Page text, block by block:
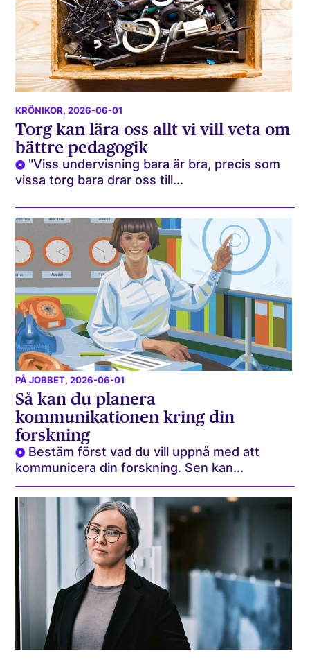
KRÖNIKOR, 2026-06-01
Torg kan lära oss allt vi vill veta om
bättre pedagogik
"Viss undervisning bara är bra, precis som
vissa torg bara drar oss till...
PÅ JOBBET, 2026-06-01
Så kan du planera
kommunikationen kring din
forskning
Bestäm först vad du vill uppnå med att
kommunicera din forskning. Sen kan...